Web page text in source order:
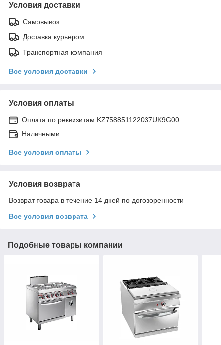
Условия доставки
Самовывоз
Доставка курьером
Транспортная компания
Все условия доставки
Условия оплаты
Оплата по реквизитам KZ758851122037UK9G00
Наличными
Все условия оплаты
Условия возврата
Возврат товара в течение 14 дней по договоренности
Все условия возврата
Подобные товары компании